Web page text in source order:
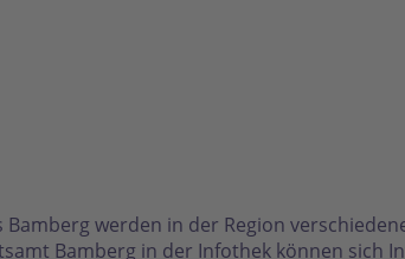
werden in der Region
Bamberg in der Infothek können sich